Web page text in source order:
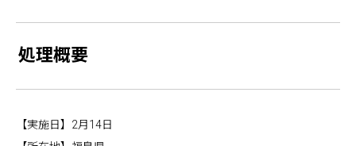
処理概要
【実施日】2月14日